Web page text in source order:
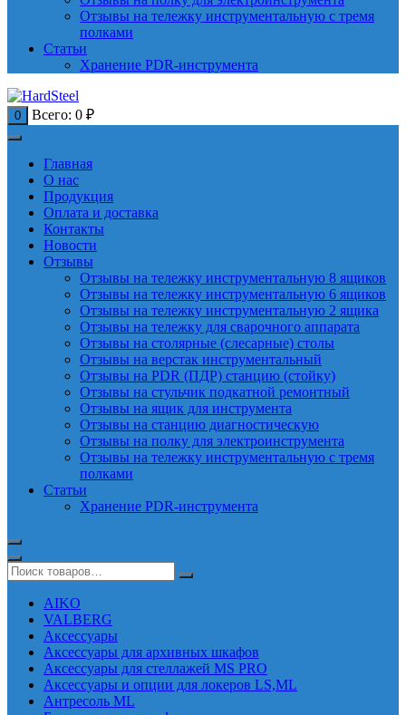
Отзывы на тележку инструментальную с тремя
полками
Статьи
Хранение PDR-инструмента
0 Всего: 0 ₽
Главная
О нас
Продукция
Оплата и доставка
Контакты
Новости
Отзывы
Отзывы на тележку инструментальную 8 ящиков
Отзывы на тележку инструментальную 6 ящиков
Отзывы на тележку инструментальную 2 ящика
Отзывы на тележку для сварочного аппарата
Отзывы на столярные (слесарные) столы
Отзывы на верстак инструментальный
Отзывы на PDR (ПДР) станцию (стойку)
Отзывы на стульчик подкатной ремонтный
Отзывы на ящик для инструмента
Отзывы на станцию диагностическую
Отзывы на полку для электроинструмента
Отзывы на тележку инструментальную с тремя
полками
Статьи
Хранение PDR-инструмента
AIKO
VALBERG
Аксессуары
Аксессуары для архивных шкафов
Аксессуары для стеллажей MS PRO
Аксессуары и опции для локеров LS,ML
Антресоль ML